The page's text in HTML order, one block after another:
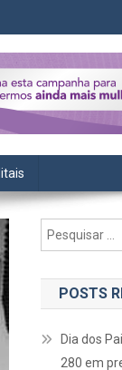
POSTS
Dia dos
280 em